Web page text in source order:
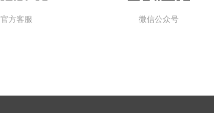
官方客服 微信公众号